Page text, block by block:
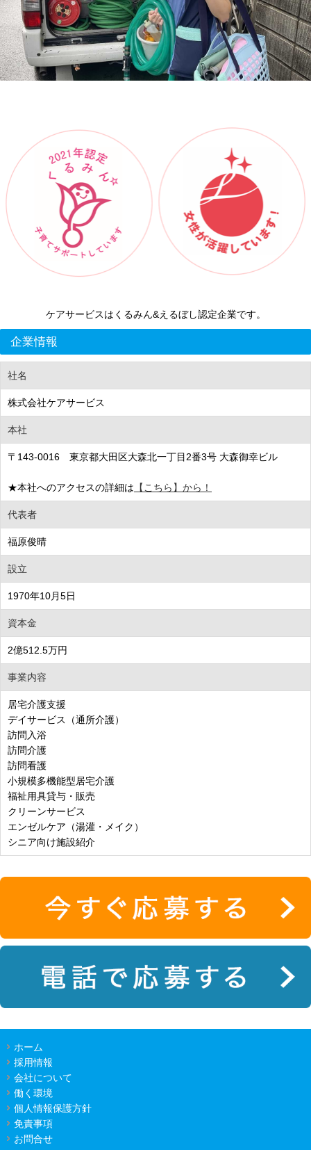
ケアサービスはくるみん&えるぼし認定企業です。
企業情報
社名
株式会社ケアサービス
本社
〒143-0016 東京都大田区大森北一丁目2番3号 大森御幸ビル
★本社へのアクセスの詳細は 【こちら】から！
代表者
福原俊晴
設立
1970年10月5日
資本金
2億512.5万円
事業内容
居宅介護支援
デイサービス（通所介護）
訪問入浴
訪問介護
訪問看護
小規模多機能型居宅介護
福祉用具貸与・販売
クリーンサービス
エンゼルケア（湯灌・メイク）
シニア向け施設紹介
ホーム
採用情報
会社について
働く環境
個人情報保護方針
免責事項
お問合せ